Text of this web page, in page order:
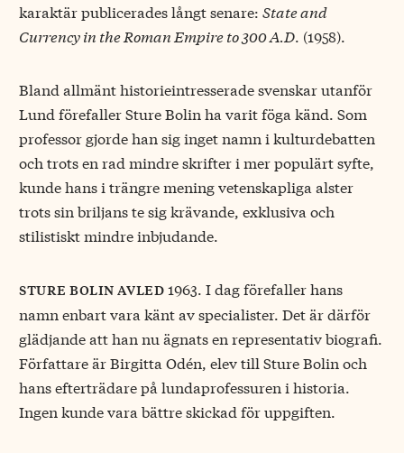
karaktär publicerades långt senare:State and
Currency in the Roman Empire to 300 A.D. (1958).
Bland allmänt historieintresserade svenskar utanför
Lund förefaller Sture Bolin ha varit föga känd. Som
professor gjorde han sig inget namn i kulturdebatten
och trots en rad mindre skrifter i mer populärt syfte,
kunde hans i trängre mening vetenskapliga alster
trots sin briljans te sig krävande, exklusiva och
stilistiskt mindre inbjudande.
sture bolin avled1963. I dag förefaller hans
namn enbart vara känt av specialister. Det är därför
glädjande att han nu ägnats en representativ biografi.
Författare är Birgitta Odén, elev till Sture Bolin och
hans efterträdare på lundaprofessuren i historia.
Ingen kunde vara bättre skickad för uppgiften.